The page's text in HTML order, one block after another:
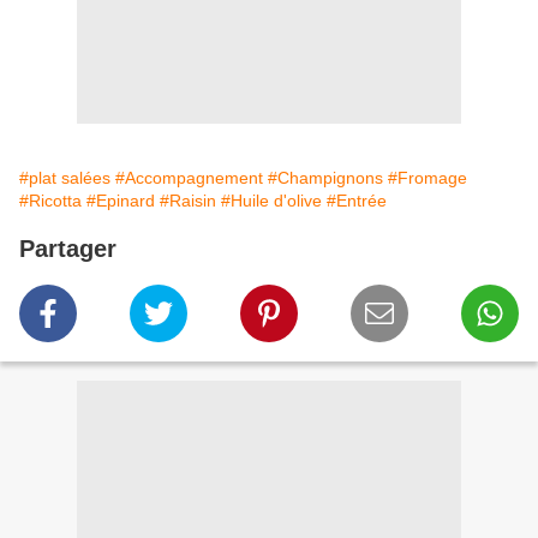
#plat salées #Accompagnement #Champignons #Fromage
#Ricotta #Epinard #Raisin #Huile d'olive #Entrée
Partager